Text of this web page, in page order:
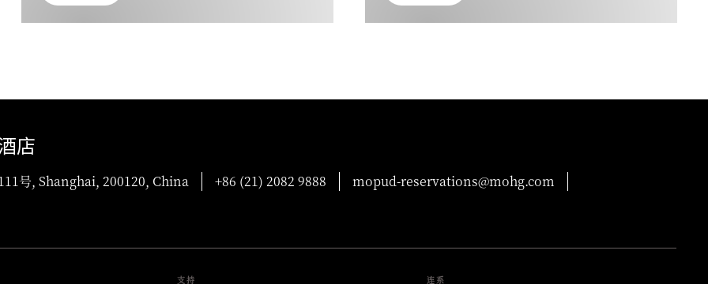
店
号, Shanghai, 200120, China +86 (21) 2082 9888 mopud-reservations@mohg.com
支持 连系